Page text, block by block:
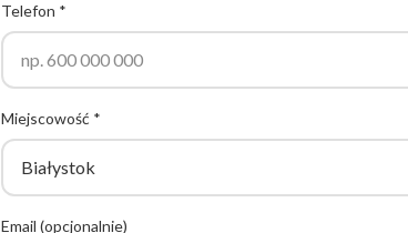
Telefon *
Miejscowość *
Email (opcjonalnie)